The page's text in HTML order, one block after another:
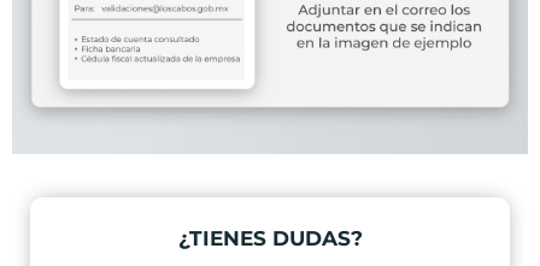
¿TIENES DUDAS?